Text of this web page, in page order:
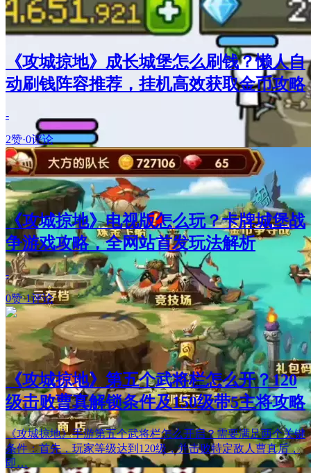
《攻城掠地》成长城堡怎么刷钱？懒人自
动刷钱阵容推荐，挂机高效获取金币攻略
-
2赞·0评论
《攻城掠地》电视版怎么玩？卡牌城堡战
争游戏攻略，全网站首发玩法解析
-
0赞·1评论
《攻城掠地》第五个武将栏怎么开？120
级击败曹真解锁条件及150级带5主将攻略
《攻城掠地》手游第五个武将栏怎么开启？需要满足两个关键
条件：首先，玩家等级达到120级，并击败特定敌人曹真后，
即…